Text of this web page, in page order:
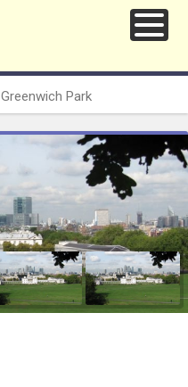
Greenwich Park